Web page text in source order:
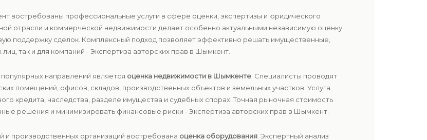
востребованы профессиональные услуги в сфере оценки, экспертизы и юридического
отрасли и коммерческой недвижимости делает особенно актуальными независимую оценку
поддержку сделок. Комплексный подход позволяет эффективно решать имущественные,
так и для компаний - Экспертиза авторских прав в Шымкент.
направлений является оценка недвижимости в Шымкенте . Специалисты проводят
помещений, офисов, складов, производственных объектов и земельных участков. Услуга
кредита, наследства, разделе имущества и судебных спорах. Точная рыночная стоимость
решения и минимизировать финансовые риски - Экспертиза авторских прав в Шымкент.
производственных организаций востребована оценка оборудования . Экспертный анализ